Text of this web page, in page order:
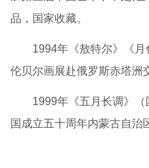
品，国家收藏。
1994年《敖特尔》《月
伦贝尔画展赴俄罗斯赤塔洲
1999年《五月长调》（
国成立五十周年内蒙古自治